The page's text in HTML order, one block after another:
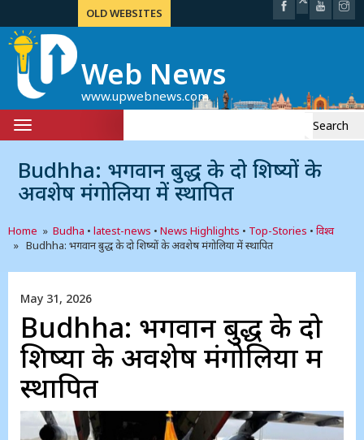
OLD WEBSITES
Web News
www.upwebnews.com
Toggle
navigation
Budhha: भगवान बुद्ध के दो शिष्यों के
अवशेष मंगोलिया में स्थापित
Home » Budha • latest-news • News Highlights • Top-Stories • विश्व
» Budhha: भगवान बुद्ध के दो शिष्यों के अवशेष मंगोलिया में स्थापित
May 31, 2026
Budhha: भगवान बुद्ध के दो
शिष्यों के अवशेष मंगोलिया में
स्थापित